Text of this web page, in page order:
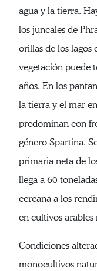
agua y la tierra.
los juncales de
orillas de los lagos
vegetación puede
años. En los
la tierra y el mar
predominan con
género Spartina.
primaria neta de
llega a 60
cercana a los
en cultivos arables
Condiciones
monocultivos